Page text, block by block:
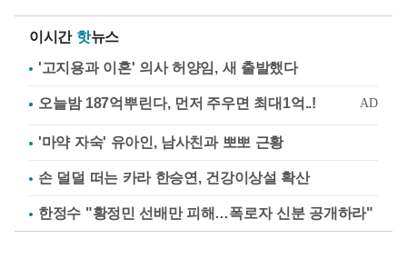
이시간 핫뉴스
'고지용과 이혼' 의사 허양임, 새 출발했다
'마약 자숙' 유아인, 남사친과 뽀뽀 근황
손 덜덜 떠는 카라 한승연, 건강이상설 확산
한정수 "황정민 선배만 피해…폭로자 신분 공개하라"